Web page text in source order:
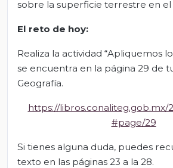
sobre la superficie terrestre en el
El reto de hoy:
Realiza la actividad “Apliquemos
se encuentra en la página 29 de
Geografía.
https://libros.conaliteg.gob.mx/
#page/29
Si tienes alguna duda, puedes
texto en las páginas 23 a la 28.